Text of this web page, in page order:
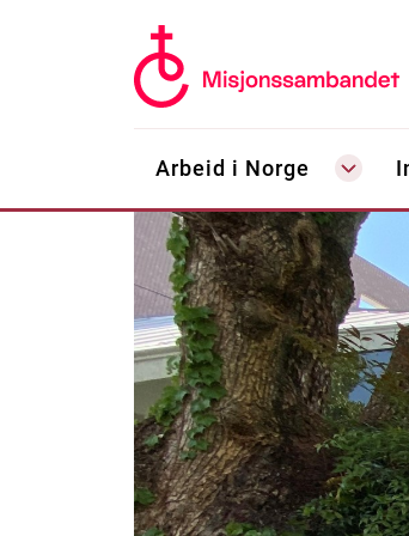
Arbeid i Norge